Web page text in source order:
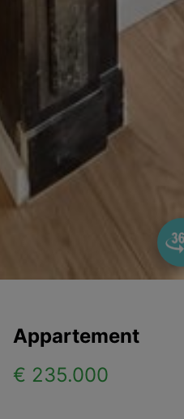
Appartement
€ 235.000